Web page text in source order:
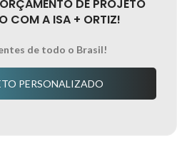
DE PROJETO
COM A ISA + ORTIZ!
de todo o Brasil!
PERSONALIZADO